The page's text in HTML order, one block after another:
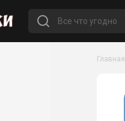
Главная